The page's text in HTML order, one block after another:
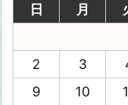
日
月
2
3
9
10